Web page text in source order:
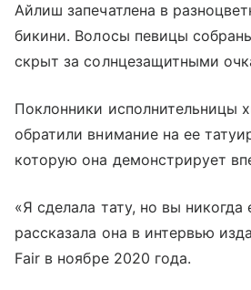
Айлиш запечатлена в
бикини. Волосы певицы
скрыт за солнцезащитными
Поклонники исполнительницы
обратили внимание на ее
которую она демонстрирует
«Я сделала тату, но вы
рассказала она в интервью
Fair в ноябре 2020 года.